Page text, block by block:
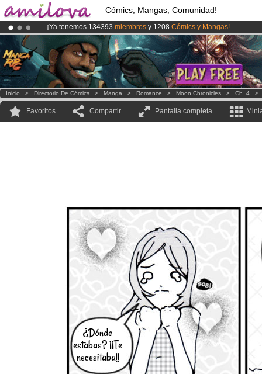
Cómics, Mangas, Comunidad!
¡Ya tenemos 134393 miembros y 1208 Cómics y Mangas!.
¡Conviertete en Premium por3.95 eurosal mes!Hazte Premium ya
El Kickstarter Amilova está desormado lanzado!.
Inicio > Directorio De Cómics > Manga > Romance > Moon Chronicles > Ch. 4
Favoritos Compartir Pantalla completa
¿Dónde
estabas? ¡¡Te
necesitaba!!